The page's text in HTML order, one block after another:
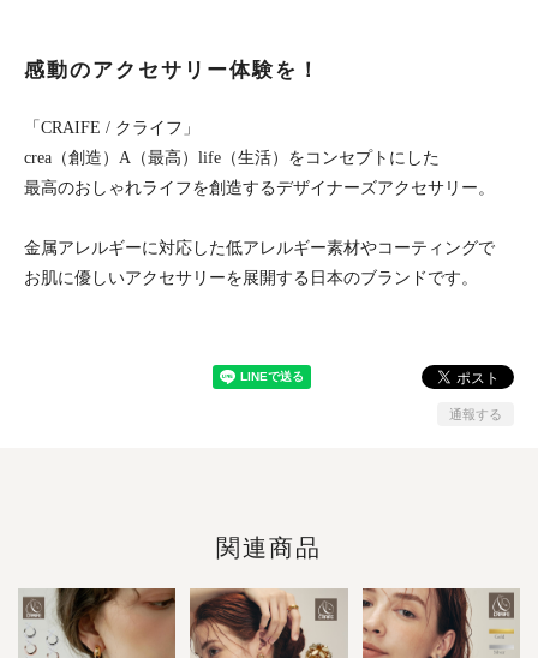
感動のアクセサリー体験を！
「CRAIFE / クライフ」
crea（創造）A（最高）life（生活）をコンセプトにした
最高のおしゃれライフを創造するデザイナーズアクセサリー。
金属アレルギーに対応した低アレルギー素材やコーティングで
お肌に優しいアクセサリーを展開する日本のブランドです。
通報する
関連商品